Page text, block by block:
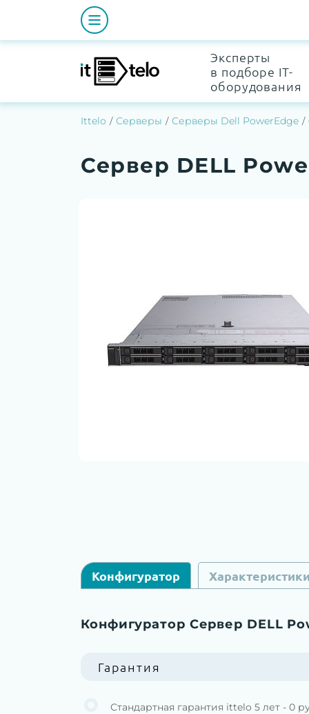
Эксперты
в подборе IT-
оборудования
Ittelo Серверы Серверы Dell PowerEdge
Сервер DELL
Конфигуратор Характеристики
Конфигуратор Сервер DELL
Гарантия
Стандартная гарантия ittelo 5 лет - 0